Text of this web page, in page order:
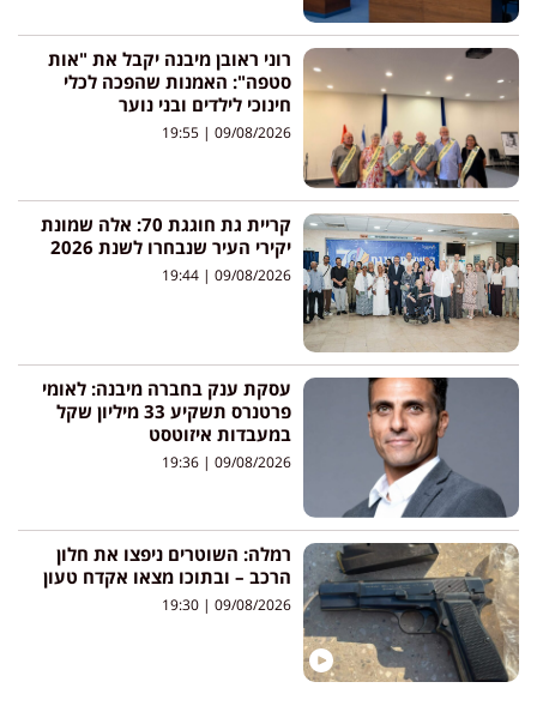
רוני ראובן מיבנה יקבל את "אות
סטפה": האמנות שהפכה לכלי
חינוכי לילדים ובני נוער
09/08/2026
קריית גת חוגגת 70: אלה שמונת
יקירי העיר שנבחרו לשנת 2026
09/08/2026
עסקת ענק בחברה מיבנה: לאומי
פרטנרס תשקיע 33 מיליון שקל
במעבדות איזוטסט
09/08/2026
רמלה: השוטרים ניפצו את חלון
הרכב – ובתוכו מצאו אקדח טעון
09/08/2026